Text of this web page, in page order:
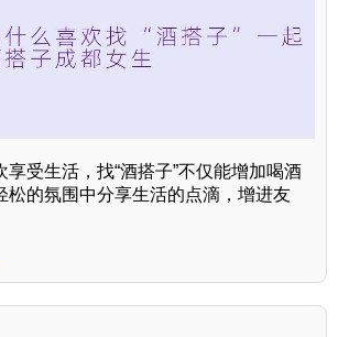
享受生活，找“酒搭子”不仅能增加喝酒
松的氛围中分享生活的点滴，增进友